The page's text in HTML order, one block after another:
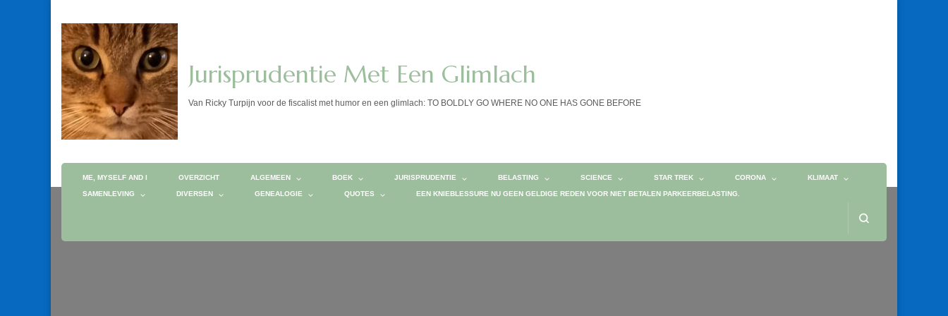
Jurisprudentie Met Een Glimlach
Van Ricky Turpijn voor de fiscalist met humor en een glimlach: TO BOLDLY GO WHERE NO ONE HAS GONE BEFORE
ME, MYSELF AND I OVERZICHT ALGEMEEN BOEK JURISPRUDENTIE BELASTING SCIENCE STAR TREK CORONA KLIMAAT
SAMENLEVING DIVERSEN GENEALOGIE QUOTES EEN KNIEBLESSURE NU GEEN GELDIGE REDEN VOOR NIET BETALEN PARKEERBELASTING.